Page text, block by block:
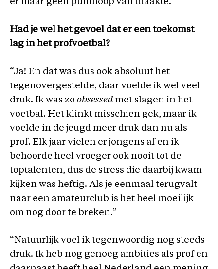
er maar geen puinhoop van maakte.”
Had je wel het gevoel dat er een toekomst
lag in het profvoetbal?
“Ja! En dat was dus ook absoluut het
tegenovergestelde, daar voelde ik wel veel
druk. Ik was zo obsessed met slagen in het
voetbal. Het klinkt misschien gek, maar ik
voelde in de jeugd meer druk dan nu als
prof. Elk jaar vielen er jongens af en ik
behoorde heel vroeger ook nooit tot de
toptalenten, dus de stress die daarbij kwam
kijken was heftig. Als je eenmaal terugvalt
naar een amateurclub is het heel moeilijk
om nog door te breken.”
“Natuurlijk voel ik tegenwoordig nog steeds
druk. Ik heb nog genoeg ambities als prof en